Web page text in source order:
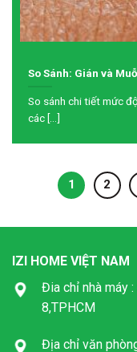
So Sánh: Gián và
So sánh chi tiết mức
các [...]
1 2
IZI HOME VIỆT NAM
Đia chỉ nhà máy
8,TPHCM
Địa chỉ văn